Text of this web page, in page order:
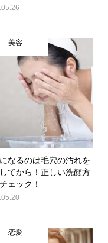
美容
なるのは毛穴の汚れを
てから！正しい洗顔方
ェック！
恋愛